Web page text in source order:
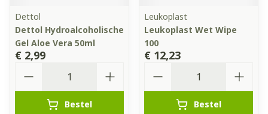
Dettol
Dettol Hydroalcoholische
Gel Aloe Vera 50ml
€ 2,99
Bestel
Leukoplast
Leukoplast Wet Wipe
100
€ 12,23
Bestel